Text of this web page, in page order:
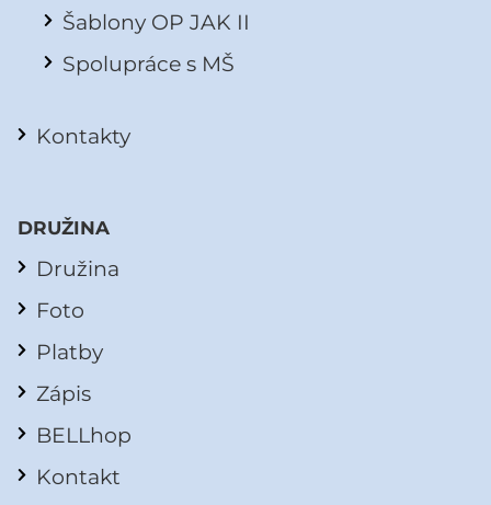
Šablony OP JAK II
Spolupráce s MŠ
Kontakty
DRUŽINA
Družina
Foto
Platby
Zápis
BELLhop
Kontakt